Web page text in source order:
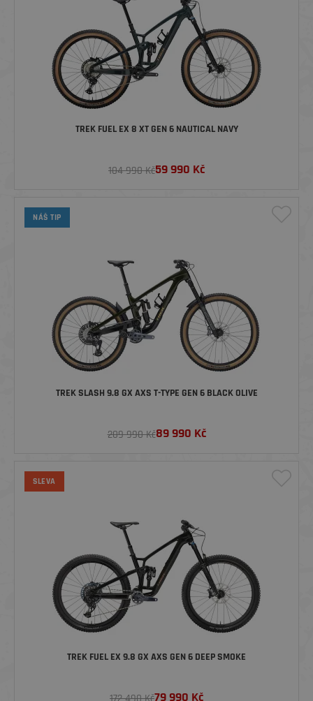
TREK FUEL EX 8 XT GEN 6 NAUTICAL NAVY
104 990 Kč59 990 Kč
NÁŠ TIP
TREK SLASH 9.8 GX AXS T-TYPE GEN 6 BLACK OLIVE
209 990 Kč89 990 Kč
SLEVA
TREK FUEL EX 9.8 GX AXS GEN 6 DEEP SMOKE
172 490 Kč79 990 Kč